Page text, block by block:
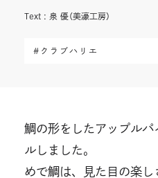
Text : 泉 優（美濠工房）
#クラブハリエ
鯛の形をしたアップルパ
ルしました。
めで鯛は、⾒た⽬の楽